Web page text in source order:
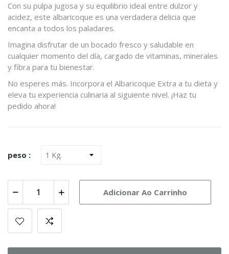
Con su pulpa jugosa y su equilibrio ideal entre dulzor y
acidez, este albaricoque es una verdadera delicia que
encanta a todos los paladares.
Imagina disfrutar de un bocado fresco y saludable en
cualquier momento del día, cargado de vitaminas, minerales
y fibra para tu bienestar.
No esperes más. Incorpora el Albaricoque Extra a tu dieta y
eleva tu experiencia culinaria al siguiente nivel. ¡Haz tu
pedido ahora!
peso :
Adicionar Ao Carrinho